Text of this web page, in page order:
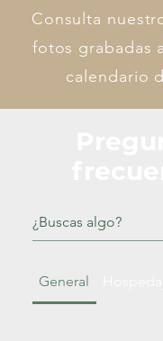
Consulta
fotos grabadas
calendario
General